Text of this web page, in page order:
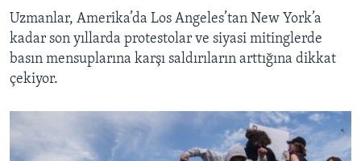
Uzmanlar, Amerika’da Los Angeles’tan New York’a
kadar son yıllarda protestolar ve siyasi mitinglerde
basın mensuplarına karşı saldırıların arttığına dikkat
çekiyor.